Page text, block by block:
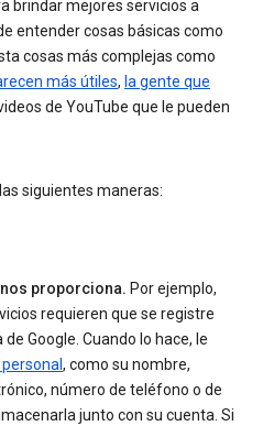
brindar mejores servicios a
entender cosas básicas como
cosas más complejas como
más útiles, la gente que
de YouTube que le pueden
siguientes maneras:
proporciona. Por ejemplo,
requieren que se registre
Google. Cuando lo hace, le
, como su nombre,
número de teléfono o de
junto con su cuenta. Si